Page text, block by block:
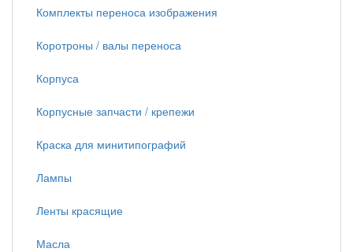
Комплекты переноса изображения
Коротроны / валы переноса
Корпуса
Корпусные запчасти / крепежи
Краска для минитипографий
Лампы
Ленты красящие
Масла